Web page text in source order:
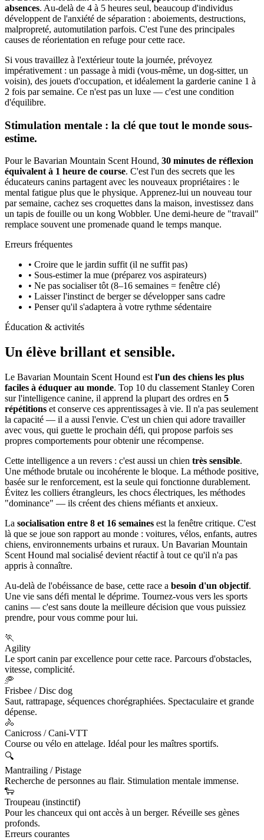
absences. Au-delà de 4 à 5 heures seul, beaucoup d'individus
développent de l'anxiété de séparation : aboiements, destructions,
malpropreté, automutilation parfois. C'est l'une des principales
causes de réorientation en refuge pour cette race.
Si vous travaillez à l'extérieur toute la journée, prévoyez
impérativement : un passage à midi (vous-même, un dog-sitter, un
voisin), des jouets d'occupation, et idéalement la garderie canine 1 à
2 fois par semaine. Ce n'est pas un luxe — c'est une condition
d'équilibre.
Stimulation mentale : la clé que tout le monde sous-
estime.
Pour le Bavarian Mountain Scent Hound, 30 minutes de réflexion
équivalent à 1 heure de course. C'est l'un des secrets que les
éducateurs canins partagent avec les nouveaux propriétaires : le
mental fatigue plus que le physique. Apprenez-lui un nouveau tour
par semaine, cachez ses croquettes dans la maison, investissez dans
un tapis de fouille ou un kong Wobbler. Une demi-heure de "travail"
remplace souvent une promenade quand le temps manque.
Erreurs fréquentes
• Croire que le jardin suffit (il ne suffit pas)
• Sous-estimer la mue (préparez vos aspirateurs)
• Ne pas socialiser tôt (8–16 semaines = fenêtre clé)
• Laisser l'instinct de berger se développer sans cadre
• Penser qu'il s'adaptera à votre rythme sédentaire
Éducation & activités
Un élève brillant et sensible.
Le Bavarian Mountain Scent Hound est l'un des chiens les plus
faciles à éduquer au monde. Top 10 du classement Stanley Coren
sur l'intelligence canine, il apprend la plupart des ordres en 5
répétitions et conserve ces apprentissages à vie. Il n'a pas seulement
la capacité — il a aussi l'envie. C'est un chien qui adore travailler
avec vous, qui guette le prochain défi, qui propose parfois ses
propres comportements pour obtenir une récompense.
Cette intelligence a un revers : c'est aussi un chien très sensible.
Une méthode brutale ou incohérente le bloque. La méthode positive,
basée sur le renforcement, est la seule qui fonctionne durablement.
Évitez les colliers étrangleurs, les chocs électriques, les méthodes
"dominance" — ils créent des chiens méfiants et anxieux.
La socialisation entre 8 et 16 semaines est la fenêtre critique. C'est
là que se joue son rapport au monde : voitures, vélos, enfants, autres
chiens, environnements urbains et ruraux. Un Bavarian Mountain
Scent Hound mal socialisé devient réactif à tout ce qu'il n'a pas
appris à connaître.
Au-delà de l'obéissance de base, cette race a besoin d'un objectif.
Une vie sans défi mental le déprime. Tournez-vous vers les sports
canins — c'est sans doute la meilleure décision que vous puissiez
prendre, pour vous comme pour lui.
🏃
Agility
Le sport canin par excellence pour cette race. Parcours d'obstacles,
vitesse, complicité.
🥏
Frisbee / Disc dog
Saut, rattrapage, séquences chorégraphiées. Spectaculaire et grande
dépense.
🚴
Canicross / Cani-VTT
Course ou vélo en attelage. Idéal pour les maîtres sportifs.
🔍
Mantrailing / Pistage
Recherche de personnes au flair. Stimulation mentale immense.
🐑
Troupeau (instinctif)
Pour les chanceux qui ont accès à un berger. Réveille ses gènes
profonds.
Erreurs courantes